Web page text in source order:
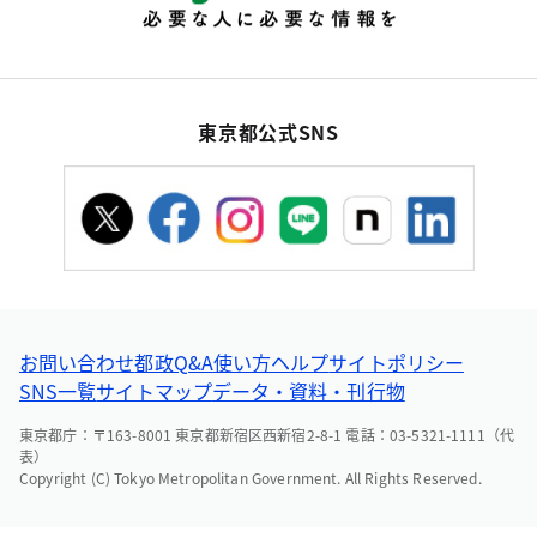
東京都公式SNS
お問い合わせ都政Q&A使い方ヘルプサイトポリシー
SNS一覧サイトマップデータ・資料・刊行物
東京都庁：〒163-8001 東京都新宿区西新宿2-8-1 電話：03-5321-1111（代
表）
Copyright (C) Tokyo Metropolitan Government. All Rights Reserved.